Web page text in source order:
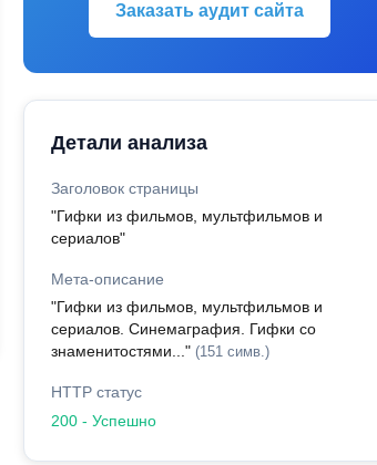
Заказать аудит сайта
Детали анализа
Заголовок страницы
"Гифки из фильмов, мультфильмов и
сериалов"
Мета-описание
"Гифки из фильмов, мультфильмов и
сериалов. Синемаграфия. Гифки со
знаменитостями..." (151 симв.)
HTTP статус
200 - Успешно